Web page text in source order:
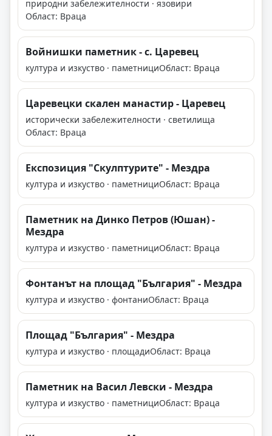
природни забележителности · язовири
Област: Враца
Войнишки паметник - с. Царевец
култура и изкуство · паметнициОбласт: Враца
Царевецки скален манастир - Царевец
исторически забележителности · светилища
Област: Враца
Експозиция "Скулптурите" - Мездра
култура и изкуство · паметнициОбласт: Враца
Паметник на Динко Петров (Юшан) -
Мездра
култура и изкуство · паметнициОбласт: Враца
Фонтанът на площад "България" - Мездра
култура и изкуство · фонтаниОбласт: Враца
Площад "България" - Мездра
култура и изкуство · площадиОбласт: Враца
Паметник на Васил Левски - Мездра
култура и изкуство · паметнициОбласт: Враца